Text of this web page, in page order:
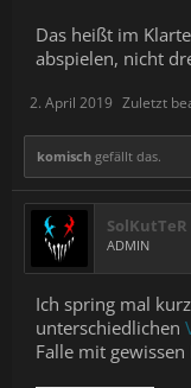
Das heißt im
abspielen, nicht
2. April 2019 Zuletzt
komisch gefällt das.
SolKutTeR
ADMIN
Ich spring mal
unterschiedlichen
Falle mit gewissen